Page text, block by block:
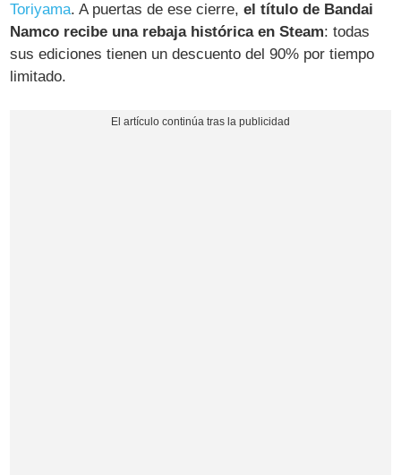
Toriyama. A puertas de ese cierre,el título de Bandai
Namco recibe una rebaja histórica en Steam: todas
sus ediciones tienen un descuento del 90% por tiempo
limitado.